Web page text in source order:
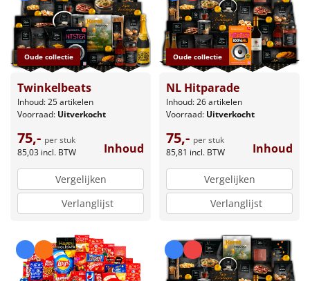
Oude collectie
Twinkelbeats
Inhoud: 25 artikelen
Voorraad: Uitverkocht
75,- per stuk
85,03 incl. BTW Inhoud
Vergelijken
Verlanglijst
Oude collectie
NL Hitparade
Inhoud: 26 artikelen
Voorraad: Uitverkocht
75,- per stuk
85,81 incl. BTW Inhoud
Vergelijken
Verlanglijst